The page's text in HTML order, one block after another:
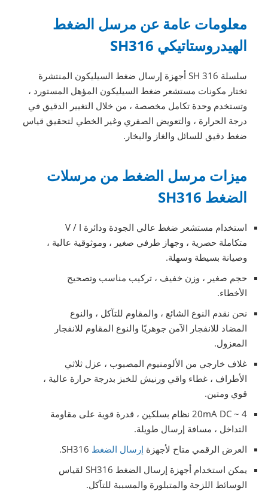
معلومات عامة عن مرسل الضغط
الهيدروستاتيكي SH316
سلسلة SH 316 أجهزة إرسال ضغط السيليكون المنتشرة
تختار مكونات مستشعر ضغط السيليكون المؤهل المستورد ،
وتستخدم وحدة تكامل مخصصة ، من خلال التغيير الدقيق في
درجة الحرارة ، والتعويض الصفري وغير الخطي لتحقيق قياس
ضغط دقيق للسائل والغاز والبخار.
ميزات مرسل الضغط من مرسلات
الضغط SH316
استخدام مستشعر ضغط عالي الجودة ودائرة V / I
متكاملة حصرية ، وجهاز طرفي صغير ، وموثوقية عالية ،
وصيانة بسيطة وسهلة.
حجم صغير ، وزن خفيف ، تركيب مناسب وتصحيح
الأخطاء.
نحن نقدم النوع الشائع ، والمقاوم للتآكل ، والنوع
المضاد للانفجار الآمن جوهريًا والنوع المقاوم للانفجار
المعزول.
غلاف خارجي من الألومنيوم المصبوب ، عزل ثلاثي
الأطراف ، غطاء واقي ورنيش للخبز بدرجة حرارة عالية ،
قوي ومتين.
4 ~ 20mA DC نظام بسلكين ، قدرة قوية على مقاومة
التداخل ، مسافة إرسال طويلة.
العرض الرقمي متاح لأجهزة إرسال الضغط
يمكن استخدام أجهزة إرسال الضغط SH316 لقياس
الوسائط اللزجة والمتبلورة والمسببة للتآكل.